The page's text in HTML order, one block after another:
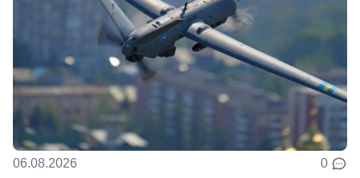
06.08.2026 0